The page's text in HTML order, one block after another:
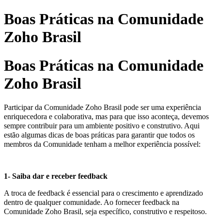
Boas Práticas na Comunidade
Zoho Brasil
Boas Práticas na Comunidade
Zoho Brasil
Participar da Comunidade Zoho Brasil pode ser uma experiência
enriquecedora e colaborativa, mas para que isso aconteça, devemos
sempre contribuir para um ambiente positivo e construtivo. Aqui
estão algumas dicas de boas práticas para garantir que todos os
membros da Comunidade tenham a melhor experiência possível:
1- Saiba dar e receber feedback
A troca de feedback é essencial para o crescimento e aprendizado
dentro de qualquer comunidade. Ao fornecer feedback na
Comunidade Zoho Brasil, seja específico, construtivo e respeitoso.